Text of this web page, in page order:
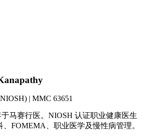
| MMC 63651
马赛行医。NIOSH 认证职业健康医生
、FOMEMA、职业医学及慢性病管理。